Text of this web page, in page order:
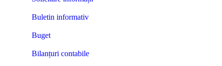
Buletin informativ
Buget
Bilanțuri contabile